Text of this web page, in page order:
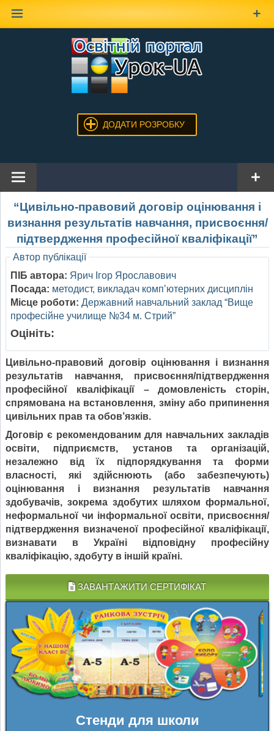
ДОДАТИ РОЗРОБКУ
“Цивільно-правовий договір оцінювання і
визнання результатів навчання, присвоєння/
підтвердження професійної кваліфікації”
Автор публікації
ПІБ автора: Ярич Ігор Ярославович
Посада: методист, викладач комп’ютерних дисциплін
Місце роботи: Державний навчальний заклад “Вище
професійне училище №34 м. Стрий”
Оцініть:
Цивільно-правовий договір оцінювання і визнання
результатів навчання, присвоєння/підтвердження
професійної кваліфікації – домовленість сторін,
спрямована на встановлення, зміну або припинення
цивільних прав та обов’язків.
Договір є рекомендованим для навчальних закладів
освіти, підприємств, установ та організацій,
незалежно від їх підпорядкування та форми
власності, які здійснюють (або забезпечують)
оцінювання і визнання результатів навчання
здобувачів, зокрема здобутих шляхом формальної,
неформальної чи інформальної освіти, присвоєння/
підтвердження визначеної професійної кваліфікації,
визнавати в Україні відповідну професійну
кваліфікацію, здобуту в іншій країні.
ЗАВАНТАЖИТИ СЕРТИФІКАТ
Стенди для школи